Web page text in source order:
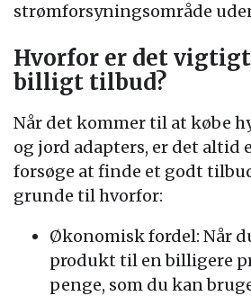
strømforsyningsområde
Hvorfor er det
billigt tilbud?
Når det kommer til at købe
og jord adapters, er det altid
forsøge at finde et godt
grunde til hvorfor:
Økonomisk fordel: Når
produkt til en billigere
penge, som du kan